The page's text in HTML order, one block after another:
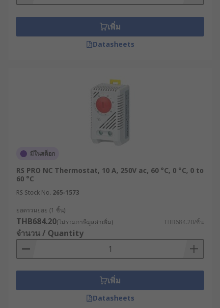
เพิ่ม
Datasheets
มีในสต็อก
RS PRO NC Thermostat, 10 A, 250V ac, 60 °C, 0 °C, 0 to
60 °C
RS Stock No. 265-1573
ยอดรวมย่อย (1 ชิ้น)
THB684.20(ไม่รวมภาษีมูลค่าเพิ่ม) THB684.20/ชิ้น
จำนวน / Quantity
เพิ่ม
Datasheets